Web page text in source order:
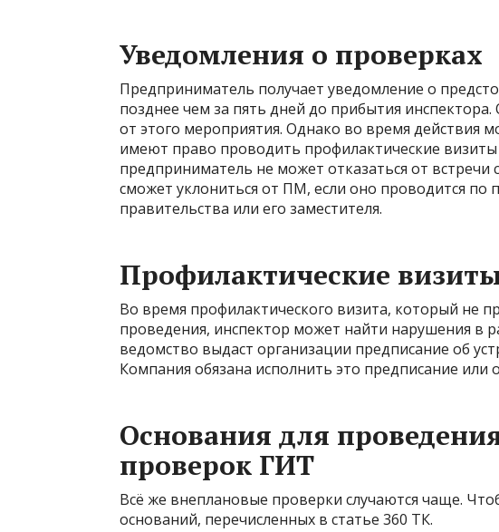
Уведомления о проверках
Предприниматель получает уведомление о
позднее чем за пять дней до прибытия
от этого мероприятия. Однако во время действия
имеют право проводить профилактические
предприниматель не может отказаться от
сможет уклониться от ПМ, если оно проводится по
правительства или его заместителя.
Профилактические
Во время профилактического визита, который не
проведения, инспектор может найти нарушения в
ведомство выдаст организации предписание об
Компания обязана исполнить это предписание или
Основания для
проверок ГИТ
Всё же внеплановые проверки случаются чаще.
оснований, перечисленных в статье 360 ТК.